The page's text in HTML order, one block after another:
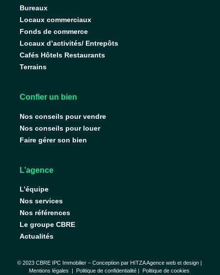
Bureaux
Locaux commerciaux
Fonds de commerce
Locaux d’activités/ Entrepôts
Cafés Hôtels Restaurants
Terrains
Confier un bien
Nos conseils pour vendre
Nos conseils pour louer
Faire gérer son bien
L’agence
L’équipe
Nos services
Nos références
Le groupe CBRE
Actualités
© 2023 CBRE IPC Immobilier – Conception par HITZA Agence web et design|
Mentions légales
Politique de confidentialité | Politique de cookies